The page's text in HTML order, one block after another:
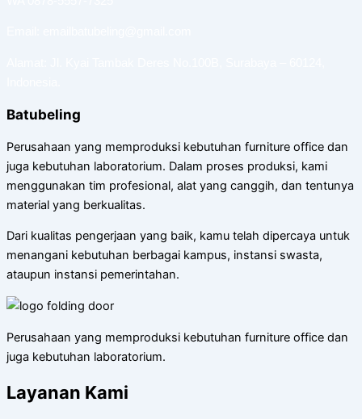
Batubeling
Perusahaan yang memproduksi kebutuhan furniture office dan
juga kebutuhan laboratorium. Dalam proses produksi, kami
menggunakan tim profesional, alat yang canggih, dan tentunya
material yang berkualitas.
Dari kualitas pengerjaan yang baik, kamu telah dipercaya untuk
menangani kebutuhan berbagai kampus, instansi swasta,
ataupun instansi pemerintahan.
Perusahaan yang memproduksi kebutuhan furniture office dan
juga kebutuhan laboratorium.
Layanan Kami